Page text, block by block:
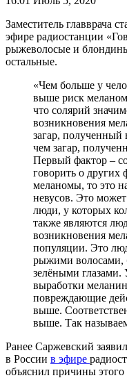
Заместитель главврача
эфире радиостанции
рыжеволосые и
остальные.
«Чем больше у
выше риск
что солярий
возникновения
загар, полученный
чем загар,
Первый фактор –
говорить о других
меланомы, то это
невусов. Это
люди, у которых
также являются
возникновения
популяции. Это
рыжими волосами,
зелёными глазами.
выработки
повреждающие
выше.
выше. Так
Ранее Саржевский
в России в эфире
объяснил причины этого